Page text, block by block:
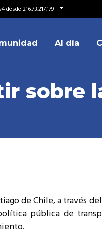
216.73.217.179
Al día
sobre
de Chile, a través
pública de